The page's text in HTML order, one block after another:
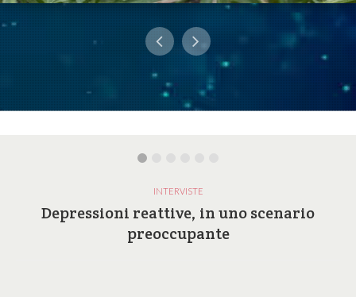
INTERVISTE
Depressioni reattive, in uno scenario
preoccupante